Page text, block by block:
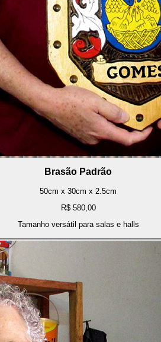
Brasão Padrão
50cm x 30cm x 2.5cm
R$ 580,00
Tamanho versátil para salas e halls